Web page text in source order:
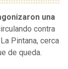
una
contra
Pintana, cerca
de queda.